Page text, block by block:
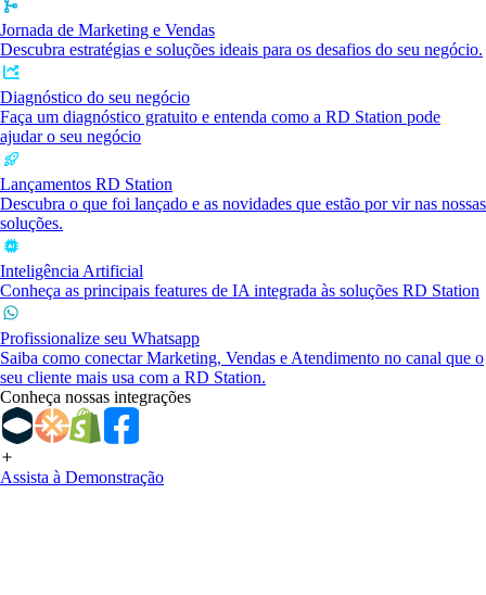
Jornada de Marketing e Vendas
Descubra estratégias e soluções ideais para os desafios do seu negócio.
Diagnóstico do seu negócio
Faça um diagnóstico gratuito e entenda como a RD Station pode
ajudar o seu negócio
Lançamentos RD Station
Descubra o que foi lançado e as novidades que estão por vir nas nossas
soluções.
Inteligência Artificial
Conheça as principais features de IA integrada às soluções RD Station
Profissionalize seu Whatsapp
Saiba como conectar Marketing, Vendas e Atendimento no canal que o
seu cliente mais usa com a RD Station.
Conheça nossas integrações
Assista à Demonstração